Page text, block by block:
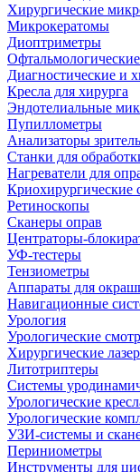
Хирургические
Микрокератомы
Диоптриметры
Диагностические и
Кресла для хирурга
Эндотелиальные
Пупиллометры
Анализаторы
Станки для
Нагреватели для
Криохирургические
Ретиноскопы
Сканеры оправ
Центраторы-
УФ-тестеры
Тензиометры
Аппараты для
Навигационные
Урология
Урологические
Хирургические
Литотриптеры
Системы
Урологические
Урологические
УЗИ-системы и
Периниометры
Инструменты для